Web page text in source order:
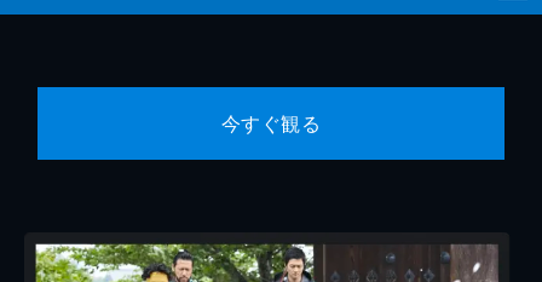
今すぐ観る